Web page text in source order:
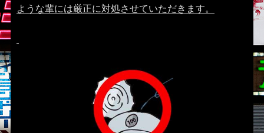
ような輩には厳正に対処させていただきます。